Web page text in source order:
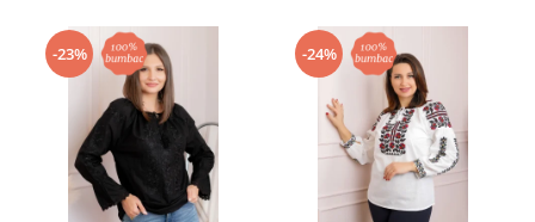
-23% -24%